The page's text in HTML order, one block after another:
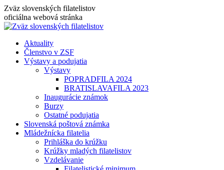
Skip
to
content
Zväz slovenských filatelistov
oficiálna webová stránka
Aktuality
Členstvo v ZSF
Výstavy a podujatia
Výstavy
POPRADFILA 2024
BRATISLAVAFILA 2023
Inaugurácie známok
Burzy
Ostatné podujatia
Slovenská poštová známka
Mládežnícka filatelia
Prihláška do krúžku
Krúžky mladých filatelistov
Vzdelávanie